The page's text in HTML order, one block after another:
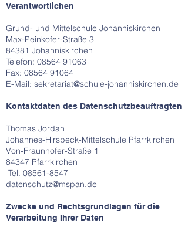
Verantwortlichen
Grund- und Mittelschule Johanniskirchen
Max-Peinkofer-Straße 3
84381 Johanniskirchen
Telefon: 08564 91063
Fax: 08564 91064
E-Mail: sekretariat@schule-johanniskirchen.de
Kontaktdaten des Datenschutzbeauftragten
Thomas Jordan
Johannes-Hirspeck-Mittelschule Pfarrkirchen
Von-Fraunhofer-Straße 1
84347 Pfarrkirchen
Tel. 08561-8547
datenschutz@mspan.de
Zwecke und Rechtsgrundlagen für die
Verarbeitung Ihrer Daten